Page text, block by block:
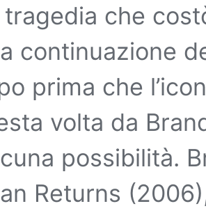
tragedia che
continuazione
prima che
volta da
possibilità.
Returns